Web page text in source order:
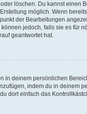
löschen. Du kannst einen
möglich. Wenn
der Bearbeitungen
jedoch, falls sie es für
geantwortet hat.
deinem persönlichen
indem du in deinem
dort einfach das